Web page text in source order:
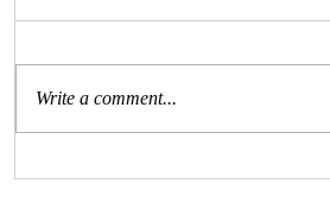
Write a comment...